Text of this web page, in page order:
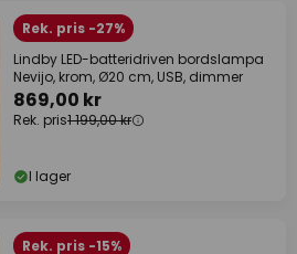
Rek. pris -27%
Lindby LED-batteridriven bordslampa
Nevijo, krom, Ø20 cm, USB, dimmer
869,00 kr
Rek. pris1 199,00 kr
I lager
Rek. pris -15%